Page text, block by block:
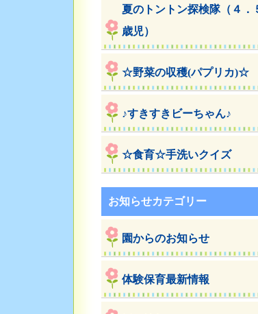
夏のトントン探検隊（４．
歳児）
☆野菜の収穫(パプリカ)☆
♪すきすきビーちゃん♪
☆食育☆手洗いクイズ
お知らせカテゴリー
園からのお知らせ
体験保育最新情報